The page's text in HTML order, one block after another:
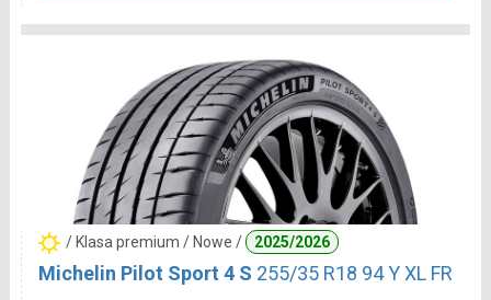
/ Klasa premium / Nowe / 2025/2026
Michelin Pilot Sport 4 S 255/35 R18 94 Y XL FR